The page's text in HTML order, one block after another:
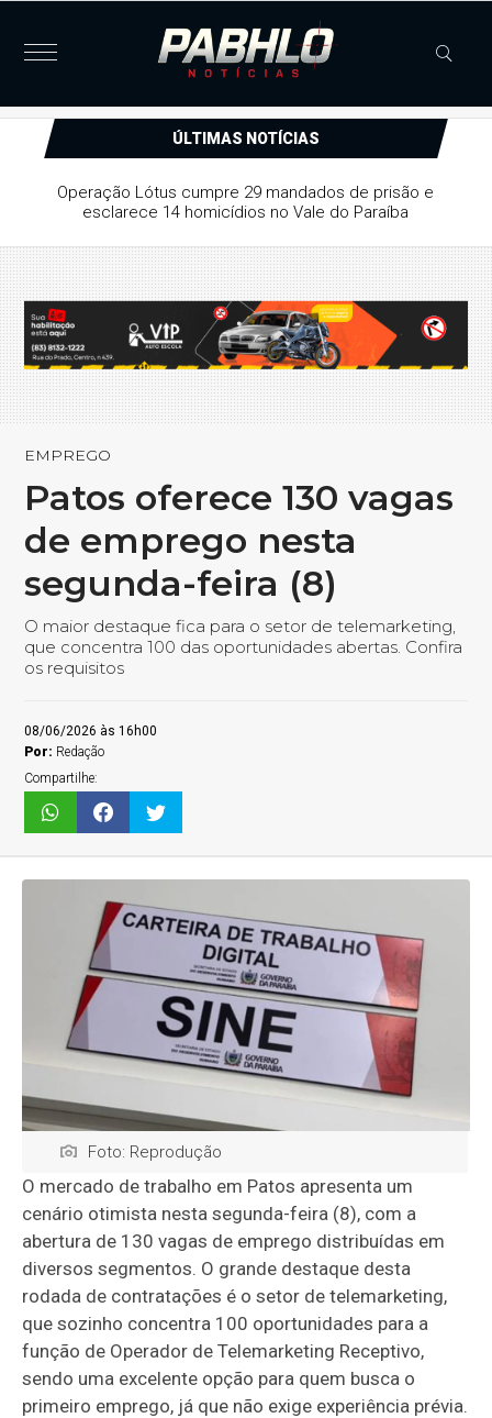
ÚLTIMAS NOTÍCIAS
Operação Lótus cumpre 29 mandados de prisão e
esclarece 14 homicídios no Vale do Paraíba
EMPREGO
Patos oferece 130 vagas
de emprego nesta
segunda-feira (8)
O maior destaque fica para o setor de telemarketing,
que concentra 100 das oportunidades abertas. Confira
os requisitos
08/06/2026 às 16h00
Por: Redação
Compartilhe:
Foto: Reprodução
O mercado de trabalho em Patos apresenta um
cenário otimista nesta segunda-feira (8), com a
abertura de 130 vagas de emprego distribuídas em
diversos segmentos. O grande destaque desta
rodada de contratações é o setor de telemarketing,
que sozinho concentra 100 oportunidades para a
função de Operador de Telemarketing Receptivo,
sendo uma excelente opção para quem busca o
primeiro emprego, já que não exige experiência prévia.